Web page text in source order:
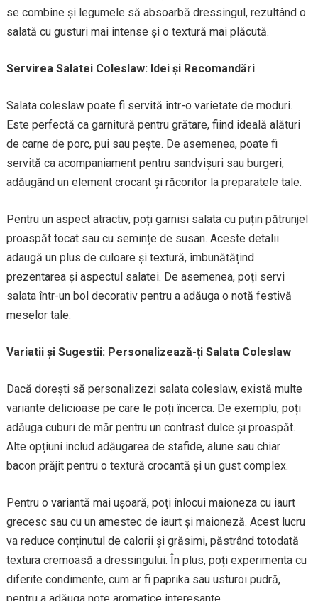
se combine și legumele să absoarbă dressingul, rezultând o
salată cu gusturi mai intense și o textură mai plăcută.
Servirea Salatei Coleslaw: Idei și Recomandări
Salata coleslaw poate fi servită într-o varietate de moduri.
Este perfectă ca garnitură pentru grătare, fiind ideală alături
de carne de porc, pui sau pește. De asemenea, poate fi
servită ca acompaniament pentru sandvișuri sau burgeri,
adăugând un element crocant și răcoritor la preparatele tale.
Pentru un aspect atractiv, poți garnisi salata cu puțin pătrunjel
proaspăt tocat sau cu semințe de susan. Aceste detalii
adaugă un plus de culoare și textură, îmbunătățind
prezentarea și aspectul salatei. De asemenea, poți servi
salata într-un bol decorativ pentru a adăuga o notă festivă
meselor tale.
Variatii și Sugestii: Personalizează-ți Salata Coleslaw
Dacă dorești să personalizezi salata coleslaw, există multe
variante delicioase pe care le poți încerca. De exemplu, poți
adăuga cuburi de măr pentru un contrast dulce și proaspăt.
Alte opțiuni includ adăugarea de stafide, alune sau chiar
bacon prăjit pentru o textură crocantă și un gust complex.
Pentru o variantă mai ușoară, poți înlocui maioneza cu iaurt
grecesc sau cu un amestec de iaurt și maioneză. Acest lucru
va reduce conținutul de calorii și grăsimi, păstrând totodată
textura cremoasă a dressingului. În plus, poți experimenta cu
diferite condimente, cum ar fi paprika sau usturoi pudră,